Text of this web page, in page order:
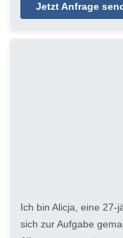
Jetzt Anfrage
Ich bin Alicja, eine 27-
sich zur Aufgabe